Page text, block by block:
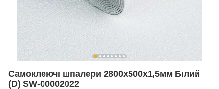
Самоклеючі шпалери 2800х500х1,5мм Білий
(D) SW-00002022